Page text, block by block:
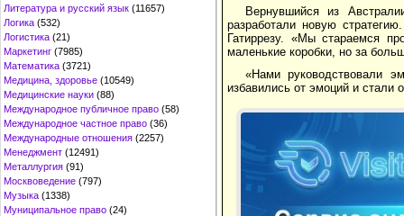
Литература и русский язык (11657)
Логика (532)
Логистика (21)
Маркетинг (7985)
Математика (3721)
Медицина, здоровье (10549)
Медицинские науки (88)
Международное публичное право (58)
Международное частное право (36)
Международные отношения (2257)
Менеджмент (12491)
Металлургия (91)
Москвоведение (797)
Музыка (1338)
Муниципальное право (24)
Вернувшийся из
разработали новую
Гатиррезу. «Мы стараемся
маленькие коробки, но за
«Нами руководствовали
избавились от эмоций и стали